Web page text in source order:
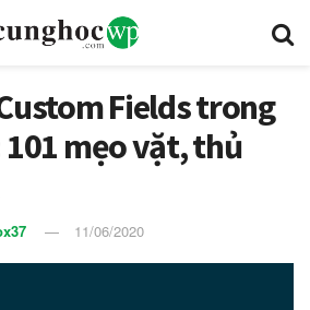
Fields trong
mẹo vặt, thủ
11/06/2020